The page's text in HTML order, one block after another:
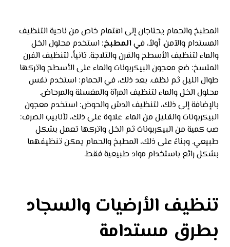
المطبخ والحمام يحتاجان إلى اهتمام خاص من ناحية التنظيف
المستدام والآمن. أولاً، في المطبخ: استخدم محلول الخل
والماء لتنظيف الأسطح والفرن والثلاجة. ثانياً، لتنظيف الفرن
المتسخ: ضع معجون البيكربونات والماء على الأسطح واتركها
طوال الليل ثم نظف. بعد ذلك، في الحمام: استخدم نفس
محلول الخل والماء لتنظيف المرآة والمغسلة والمرحاض.
بالإضافة إلى ذلك، لتنظيف الدش والحوض: استخدم معجون
البيكربونات والقليل من الماء. علاوة على ذلك، لأنابيب الصرف:
صب كمية من البيكربونات ثم الخل واتركها تعمل بشكل
طبيعي. وبناءً على ذلك، المطبخ والحمام يمكن تنظيفهما
بشكل رائع باستخدام مواد طبيعية فقط.
تنظيف الأرضيات والسجاد
بطرق مستدامة